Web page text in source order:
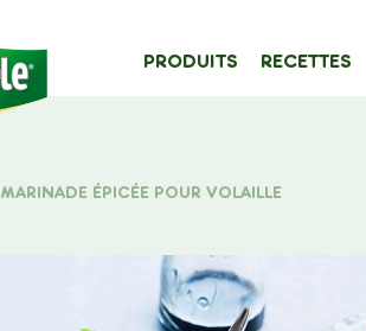
Type de contenu
MAIN
PRODUITS RECETTES
MARINADE ÉPICÉE POUR VOLAILLE